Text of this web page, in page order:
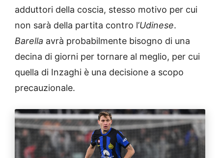
adduttori della coscia, stesso motivo per cui
non sarà della partita contro l’Udinese.
Barella avrà probabilmente bisogno di una
decina di giorni per tornare al meglio, per cui
quella di Inzaghi è una decisione a scopo
precauzionale.